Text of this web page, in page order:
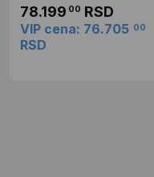
78.199 00 RSD
VIP cena: 76.705 00
RSD